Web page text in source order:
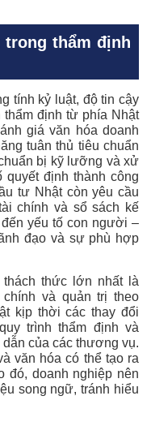
thẩm định
tính kỷ luật, độ tin cậy
định từ phía Nhật
giá văn hóa doanh
tuân thủ tiêu chuẩn
bị kỹ lưỡng và xử
quyết định thành công
tư Nhật còn yêu cầu
chính và sổ sách kế
yếu tố con người –
đạo và sự phù hợp
thức lớn nhất là
và quản trị theo
kịp thời các thay đổi
trình thẩm định và
của các thương vụ.
văn hóa có thể tạo ra
đó, doanh nghiệp nên
song ngữ, tránh hiểu